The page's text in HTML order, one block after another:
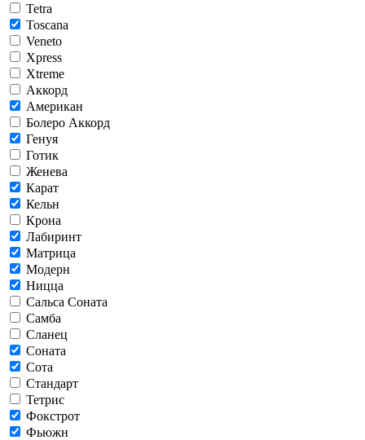
Tetra
Toscana
Veneto
Xpress
Xtreme
Аккорд
Американ
Болеро Аккорд
Генуя
Готик
Женева
Карат
Кельн
Крона
Лабиринт
Матрица
Модерн
Ницца
Сальса Соната
Самба
Сланец
Соната
Сота
Стандарт
Тетрис
Фокстрот
Фьюжн